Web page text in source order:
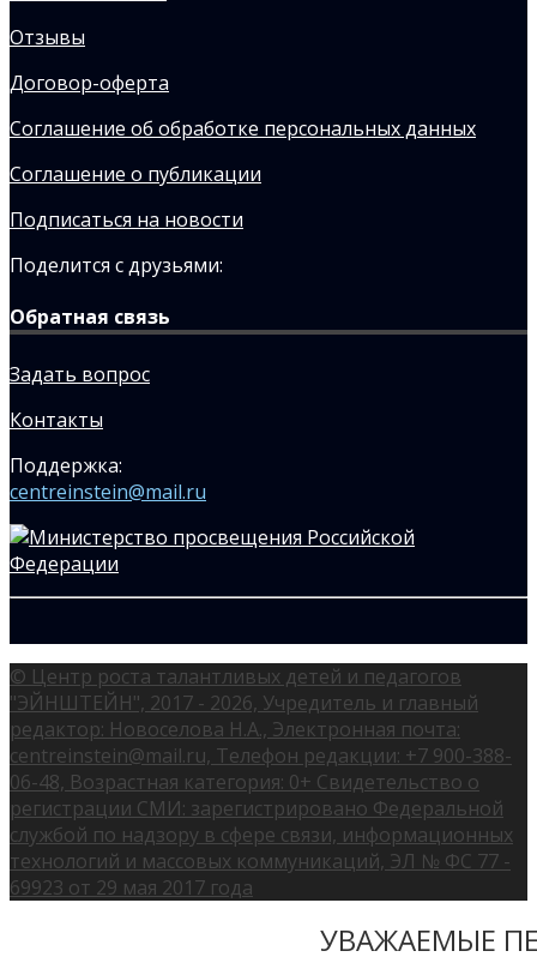
Отзывы
Договор-оферта
Соглашение об обработке персональных данных
Соглашение о публикации
Подписаться на новости
Поделится с друзьями:
Обратная связь
Задать вопрос
Контакты
Поддержка:
centreinstein@mail.ru
© Центр роста талантливых детей и педагогов
"ЭЙНШТЕЙН", 2017 - 2026, Учредитель и главный
редактор: Новоселова Н.А., Электронная почта:
centreinstein@mail.ru, Телефон редакции: +7 900-388-
06-48, Возрастная категория: 0+ Свидетельство о
регистрации СМИ: зарегистрировано Федеральной
службой по надзору в сфере связи, информационных
технологий и массовых коммуникаций, ЭЛ № ФС 77 -
69923 от 29 мая 2017 года
УВАЖАЕМЫЕ